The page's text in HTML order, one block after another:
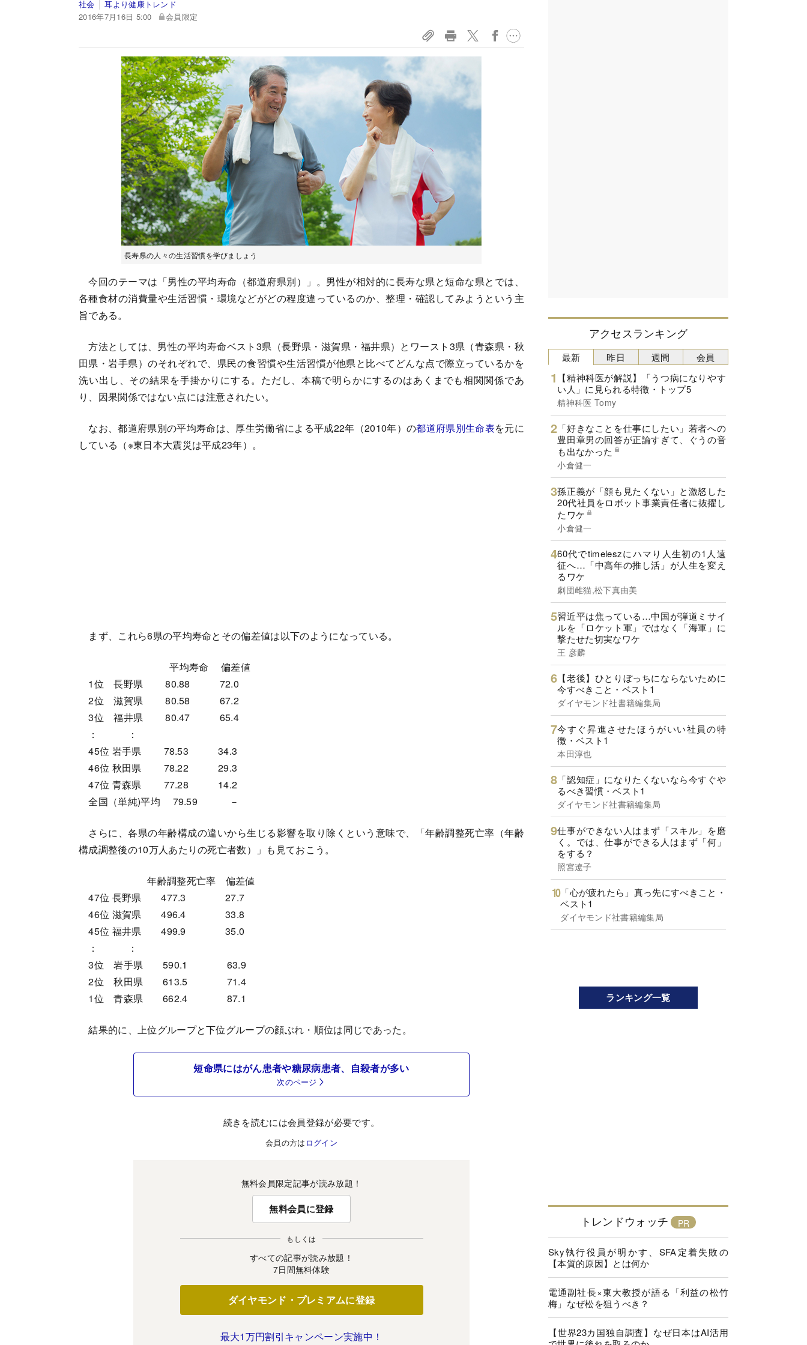
社会
耳より健康トレンド
2016年7月16日 5:00
会員限定
長寿県の人々の生活習慣を学びましょう
今回のテーマは「男性の平均寿命（都道府県別）」。男性が相対的に長寿な県と短命な県とでは、
各種食材の消費量や生活習慣・環境などがどの程度違っているのか、整理・確認してみようという主
旨である。
方法としては、男性の平均寿命ベスト3県（長野県・滋賀県・福井県）とワースト3県（青森県・秋
田県・岩手県）のそれぞれで、県民の食習慣や生活習慣が他県と比べてどんな点で際立っているかを
洗い出し、その結果を手掛かりにする。ただし、本稿で明らかにするのはあくまでも相関関係であ
り、因果関係ではない点には注意されたい。
なお、都道府県別の平均寿命は、厚生労働省による平成22年（2010年）の都道府県別生命表を元に
している（※東日本大震災は平成23年）。
まず、これら6県の平均寿命とその偏差値は以下のようになっている。
平均寿命 偏差値
1位 長野県 80.88 72.0
2位 滋賀県 80.58 67.2
3位 福井県 80.47 65.4
： ：
45位 岩手県 78.53 34.3
46位 秋田県 78.22 29.3
47位 青森県 77.28 14.2
全国（単純)平均 79.59 －
さらに、各県の年齢構成の違いから生じる影響を取り除くという意味で、「年齢調整死亡率（年齢
構成調整後の10万人あたりの死亡者数）」も見ておこう。
年齢調整死亡率 偏差値
47位 長野県 477.3 27.7
46位 滋賀県 496.4 33.8
45位 福井県 499.9 35.0
： ：
3位 岩手県 590.1 63.9
2位 秋田県 613.5 71.4
1位 青森県 662.4 87.1
結果的に、上位グループと下位グループの顔ぶれ・順位は同じであった。
短命県にはがん患者や糖尿病患者、自殺者が多い
次のページ
続きを読むには会員登録が必要です。
会員の方は ログイン
無料会員限定記事が読み放題！
無料会員に登録
もしくは
すべての記事が読み放題！
7日間無料体験
ダイヤモンド・プレミアムに登録
最大1万円割引キャンペーン実施中！
アクセスランキング
最新
【精神科医が解説】「うつ病になりやす
い人」に見られる特徴・トップ5
精神科医 Tomy
「好きなことを仕事にしたい」若者への
豊田章男の回答が正論すぎて、ぐうの音
も出なかった
小倉健一
孫正義が「顔も見たくない」と激怒した
20代社員をロボット事業責任者に抜擢し
たワケ
小倉健一
60代でtimeleszにハマり人生初の1人遠
征へ…「中高年の推し活」が人生を変え
るワケ
劇団雌猫,松下真由美
習近平は焦っている…中国が弾道ミサイ
ルを「ロケット軍」ではなく「海軍」に
撃たせた切実なワケ
王 彦麟
【老後】ひとりぼっちにならないために
今すべきこと・ベスト1
ダイヤモンド社書籍編集局
今すぐ昇進させたほうがいい社員の特
徴・ベスト1
本田淳也
「認知症」になりたくないなら今すぐや
るべき習慣・ベスト1
ダイヤモンド社書籍編集局
仕事ができない人はまず「スキル」を磨
く。では、仕事ができる人はまず「何」
をする？
照宮遼子
「心が疲れたら」真っ先にすべきこと・
ベスト1
ダイヤモンド社書籍編集局
昨日 週間 会員
ランキング一覧
トレンドウォッチ
Sky執行役員が明かす、SFA定着失敗の
【本質的原因】とは何か
電通副社長×東大教授が語る「利益の松竹
梅」なぜ松を狙うべき？
【世界23カ国独自調査】なぜ日本はAI活用